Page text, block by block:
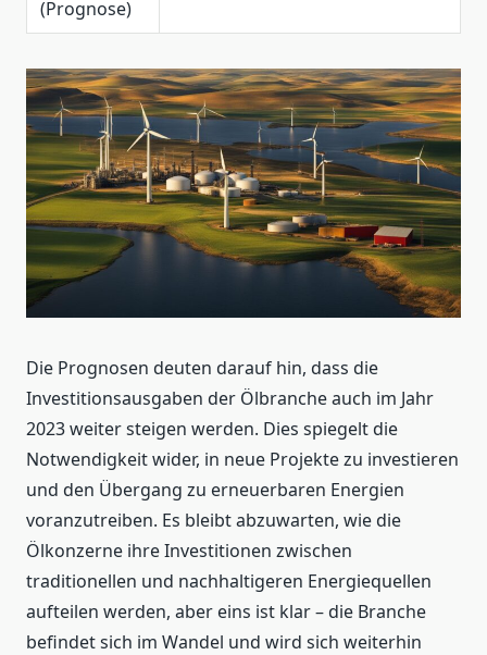
(Prognose)
Die Prognosen deuten darauf hin, dass die
Investitionsausgaben der Ölbranche auch im Jahr
2023 weiter steigen werden. Dies spiegelt die
Notwendigkeit wider, in neue Projekte zu investieren
und den Übergang zu erneuerbaren Energien
voranzutreiben. Es bleibt abzuwarten, wie die
Ölkonzerne ihre Investitionen zwischen
traditionellen und nachhaltigeren Energiequellen
aufteilen werden, aber eins ist klar – die Branche
befindet sich im Wandel und wird sich weiterhin